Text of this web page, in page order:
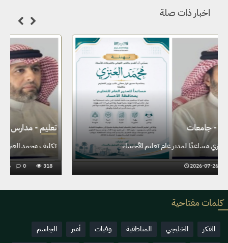
اخبار ذات صلة
تعليم - مدارس - جامعات
تكليف محمد العنزي مساعدًا لمدير عام تعليم الأحساء
338
كلمات مفتاحية
الفكر الخليجي المناطقية وفيات أمير
الجاسم